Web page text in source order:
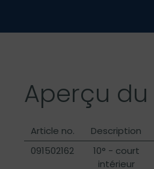
Aperçu
Article no. Description
091502162
10° - court
intérieur